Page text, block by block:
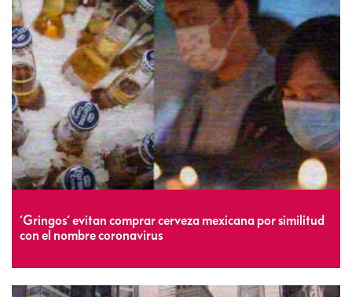
´Gringos´ evitan comprar cerveza mexicana por similitud
con el nombre coronavirus